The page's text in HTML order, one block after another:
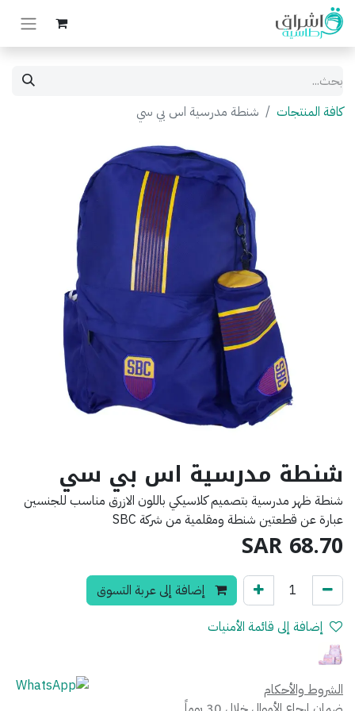
كافة المنتجات شنطة مدرسية اس بي سي
شنطة مدرسية اس بي سي
شنطة ظهر مدرسية بتصميم كلاسيكي باللون الازرق مناسب للجنسين
عبارة عن قطعتين شنطة ومقلمية من شركة SBC
68.70
إضافة إلى عربة التسوق
إضافة إلى قائمة الأمنيات
الشروط والأحكام